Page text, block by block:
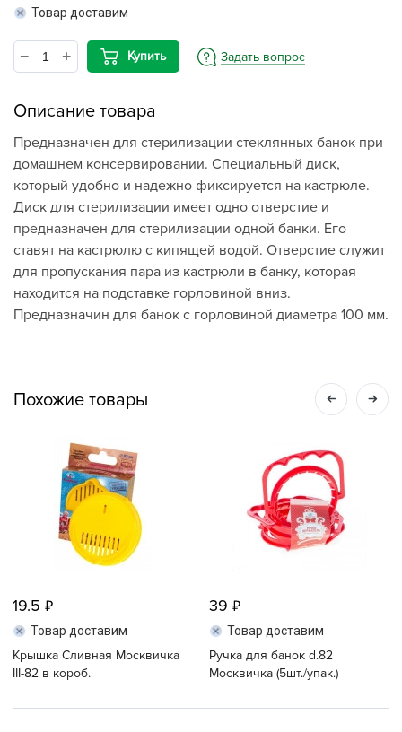
Товар доставим
Купить Задать вопрос
Описание товара
Предназначен для стерилизации стеклянных банок при
домашнем консервировании. Специальный диск,
который удобно и надежно фиксируется на кастрюле.
Диск для стерилизации имеет одно отверстие и
предназначен для стерилизации одной банки. Его
ставят на кастрюлю с кипящей водой. Отверстие служит
для пропускания пара из кастрюли в банку, которая
находится на подставке горловиной вниз.
Предназначин для банок с горловиной диаметра 100 мм.
Похожие товары
19.5
Товар доставим
Крышка Сливная Москвичка
III-82 в короб.
39
Товар доставим
Ручка для банок d.82
Москвичка (5шт./упак.)